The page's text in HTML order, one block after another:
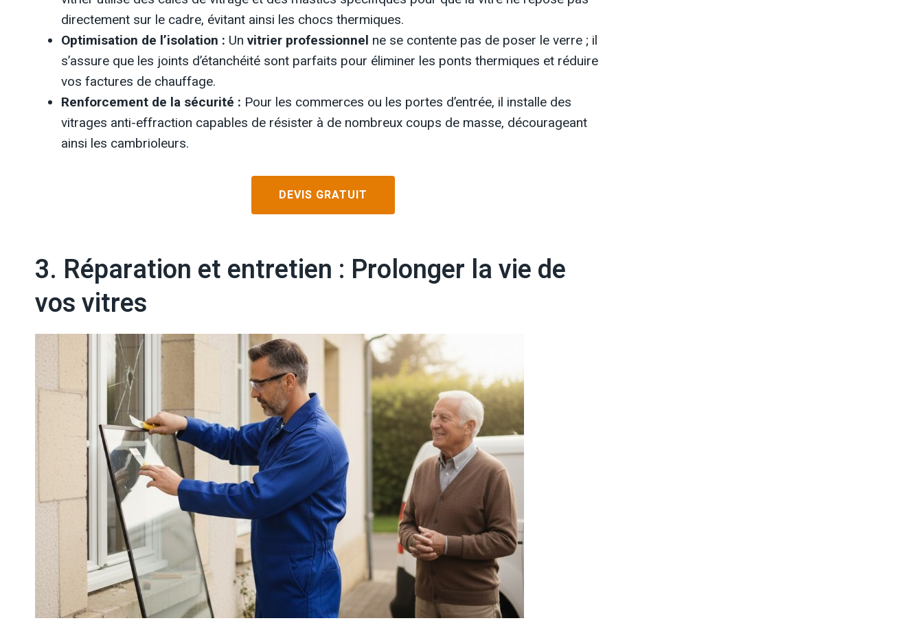
directement sur le cadre, évitant ainsi les chocs thermiques.
Optimisation de l’isolation : Un vitrier professionnel ne se contente pas de poser le verre ; il
s’assure que les joints d’étanchéité sont parfaits pour éliminer les ponts thermiques et réduire
vos factures de chauffage.
Renforcement de la sécurité : Pour les commerces ou les portes d’entrée, il installe des
vitrages anti-effraction capables de résister à de nombreux coups de masse, décourageant
ainsi les cambrioleurs.
DEVIS GRATUIT
3. Réparation et entretien : Prolonger la vie de
vos vitres